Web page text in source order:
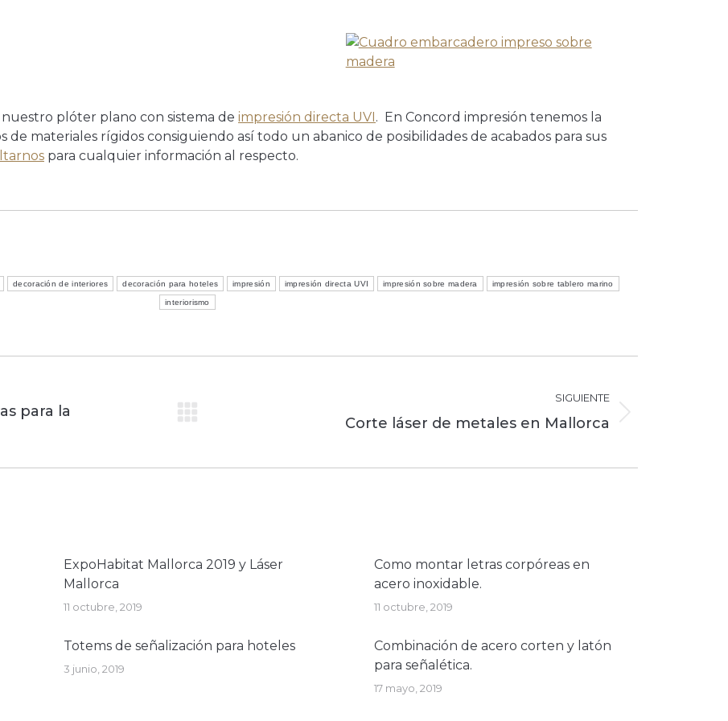
plóter plano con sistema de impresión directa UVI. En Concord impresión tenemos la
materiales rígidos consiguiendo así todo un abanico de posibilidades de acabados para sus
para cualquier información al respecto.
decoración de interiores decoración para hoteles impresión impresión directa UVI impresión sobre madera impresión sobre tablero marino
interiorismo
para la
SIGUIENTE
Corte láser de metales en Mallorca
ExpoHabitat Mallorca 2019 y Láser
Mallorca
11 octubre, 2019
Como montar letras corpóreas en
acero inoxidable.
11 octubre, 2019
Totems de señalización para hoteles
3 junio, 2019
Combinación de acero corten y latón
para señalética.
17 mayo, 2019